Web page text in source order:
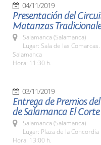
04/11/2019
Presentación del
Matanzas
Salamanca (Salamanca)
Lugar: Sala de las
Salamanca
Hora: 11:30 h.
03/11/2019
Entrega de Premios
de Salamanca El Corte
Salamanca (Salamanca)
Lugar: Plaza de la Concordia
Hora: 13:00 h.